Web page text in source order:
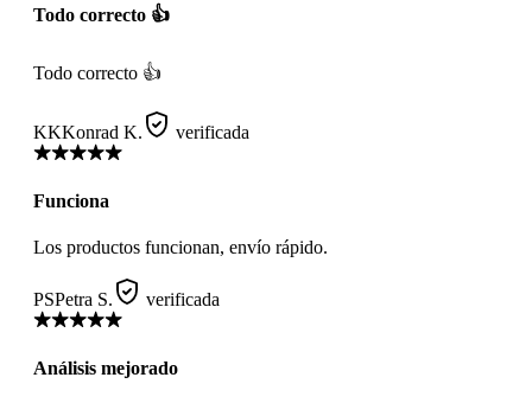
Todo correcto 👍
Todo correcto 👍
KKKonrad K. verificada
Funciona
Los productos funcionan, envío rápido.
PSPetra S. verificada
Análisis mejorado